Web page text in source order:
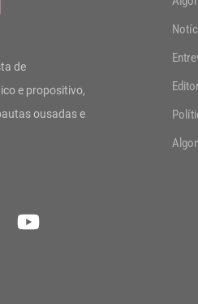
de
e propositivo,
ousadas e
o